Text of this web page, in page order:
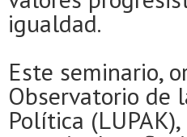
igualdad.
Este seminario,
Observatorio de
Política